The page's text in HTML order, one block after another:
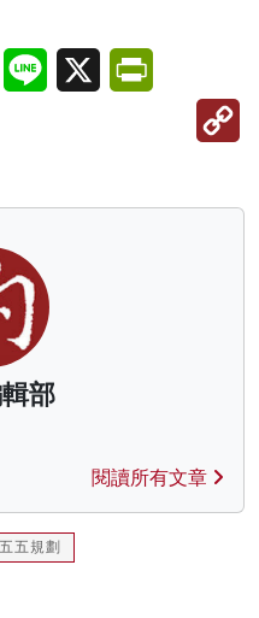
LinkedInLine X
部
閱讀所有文章
五規劃